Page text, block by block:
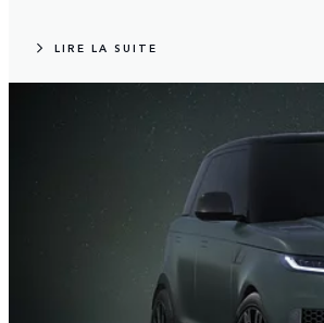
LIRE LA SUITE